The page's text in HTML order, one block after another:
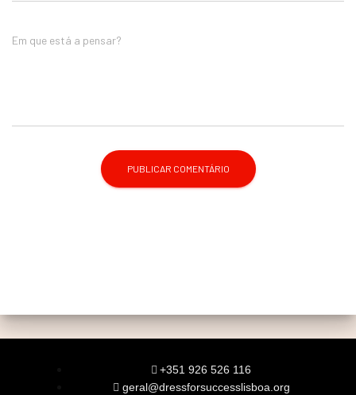
Em que está a pensar?
+351 926 526 116
geral@dressforsuccesslisboa.org